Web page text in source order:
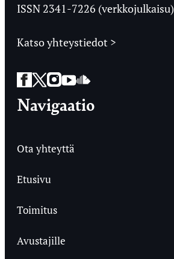
ISSN 2341-7226 (verkkojulkaisu)
Katso yhteystiedot >
Facebook
Twitter
Instagram
YouTube
SoundCloud
Navigaatio
Ota yhteyttä
Etusivu
Toimitus
Avustajille